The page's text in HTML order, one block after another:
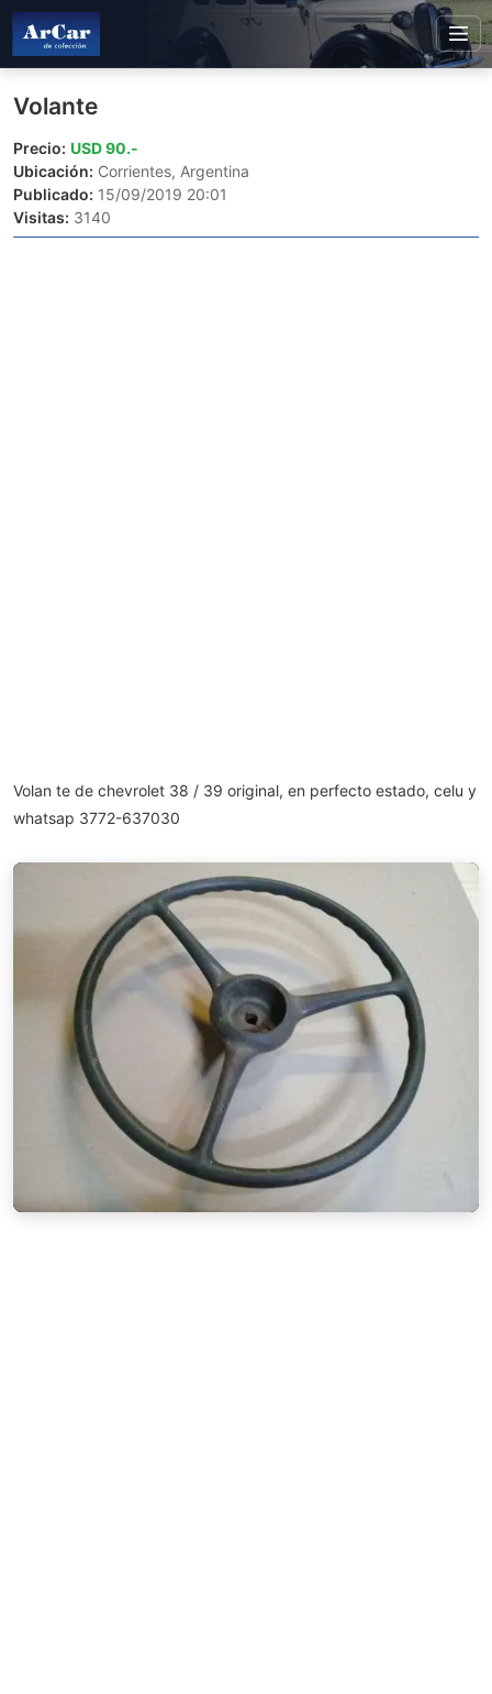
Volante
Precio: USD 90.-
Ubicación: Corrientes, Argentina
Publicado: 15/09/2019 20:01
Visitas: 3140
Volan te de chevrolet 38 / 39 original, en perfecto estado, celu y
whatsap 3772-637030